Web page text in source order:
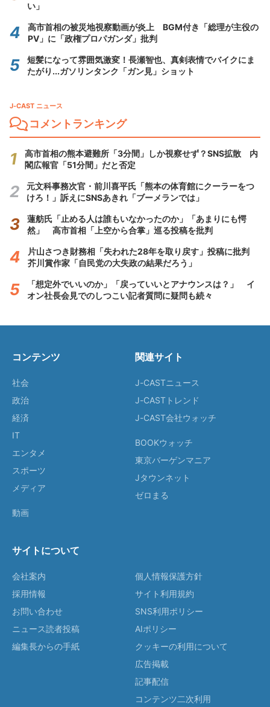
い」
高市首相の被災地視察動画が炎上 BGM付き「総理が主役の
PV」に「政権プロパガンダ」批判
短髪になって雰囲気激変！長瀬智也、真剣表情でバイクにま
たがり...ガソリンタンク「ガン見」ショット
J-CAST ニュース
コメントランキング
高市首相の熊本避難所「3分間」しか視察せず？SNS拡散 内
閣広報官「51分間」だと否定
元文科事務次官・前川喜平氏「熊本の体育館にクーラーをつ
けろ！」訴えにSNSあきれ「ブーメランでは」
蓮舫氏「止める人は誰もいなかったのか」「あまりにも愕
然」 高市首相「上空から合掌」巡る投稿を批判
片山さつき財務相「失われた28年を取り戻す」投稿に批判
芥川賞作家「自民党の大失政の結果だろう」
「想定外でいいのか」「戻っていいとアナウンスは？」 イ
オン社長会見でのしつこい記者質問に疑問も続々
コンテンツ
社会
政治
経済
IT
エンタメ
スポーツ
メディア
動画
関連サイト
J-CASTニュース
J-CASTトレンド
J-CAST会社ウォッチ
BOOKウォッチ
東京バーゲンマニア
Jタウンネット
ゼロまる
サイトについて
会社案内
採用情報
お問い合わせ
ニュース読者投稿
編集長からの手紙
個人情報保護方針
サイト利用規約
SNS利用ポリシー
AIポリシー
クッキーの利用について
広告掲載
記事配信
コンテンツ二次利用